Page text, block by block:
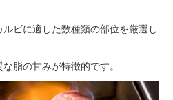
ビに適した数種類の部位を厳選し
脂の甘みが特徴的です。